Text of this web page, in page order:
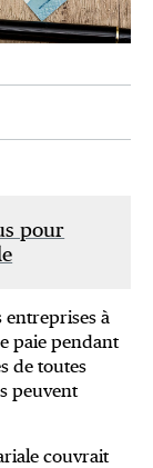
pour
entreprises à
paie pendant
de toutes
peuvent
couvrait